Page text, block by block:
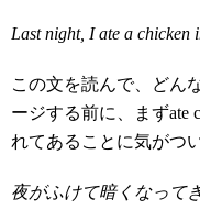
Last night, I ate a chicken
この文を読んで、どん
ージする前に、まずate
れてあることに気がつ
夜がふけて暗くなって